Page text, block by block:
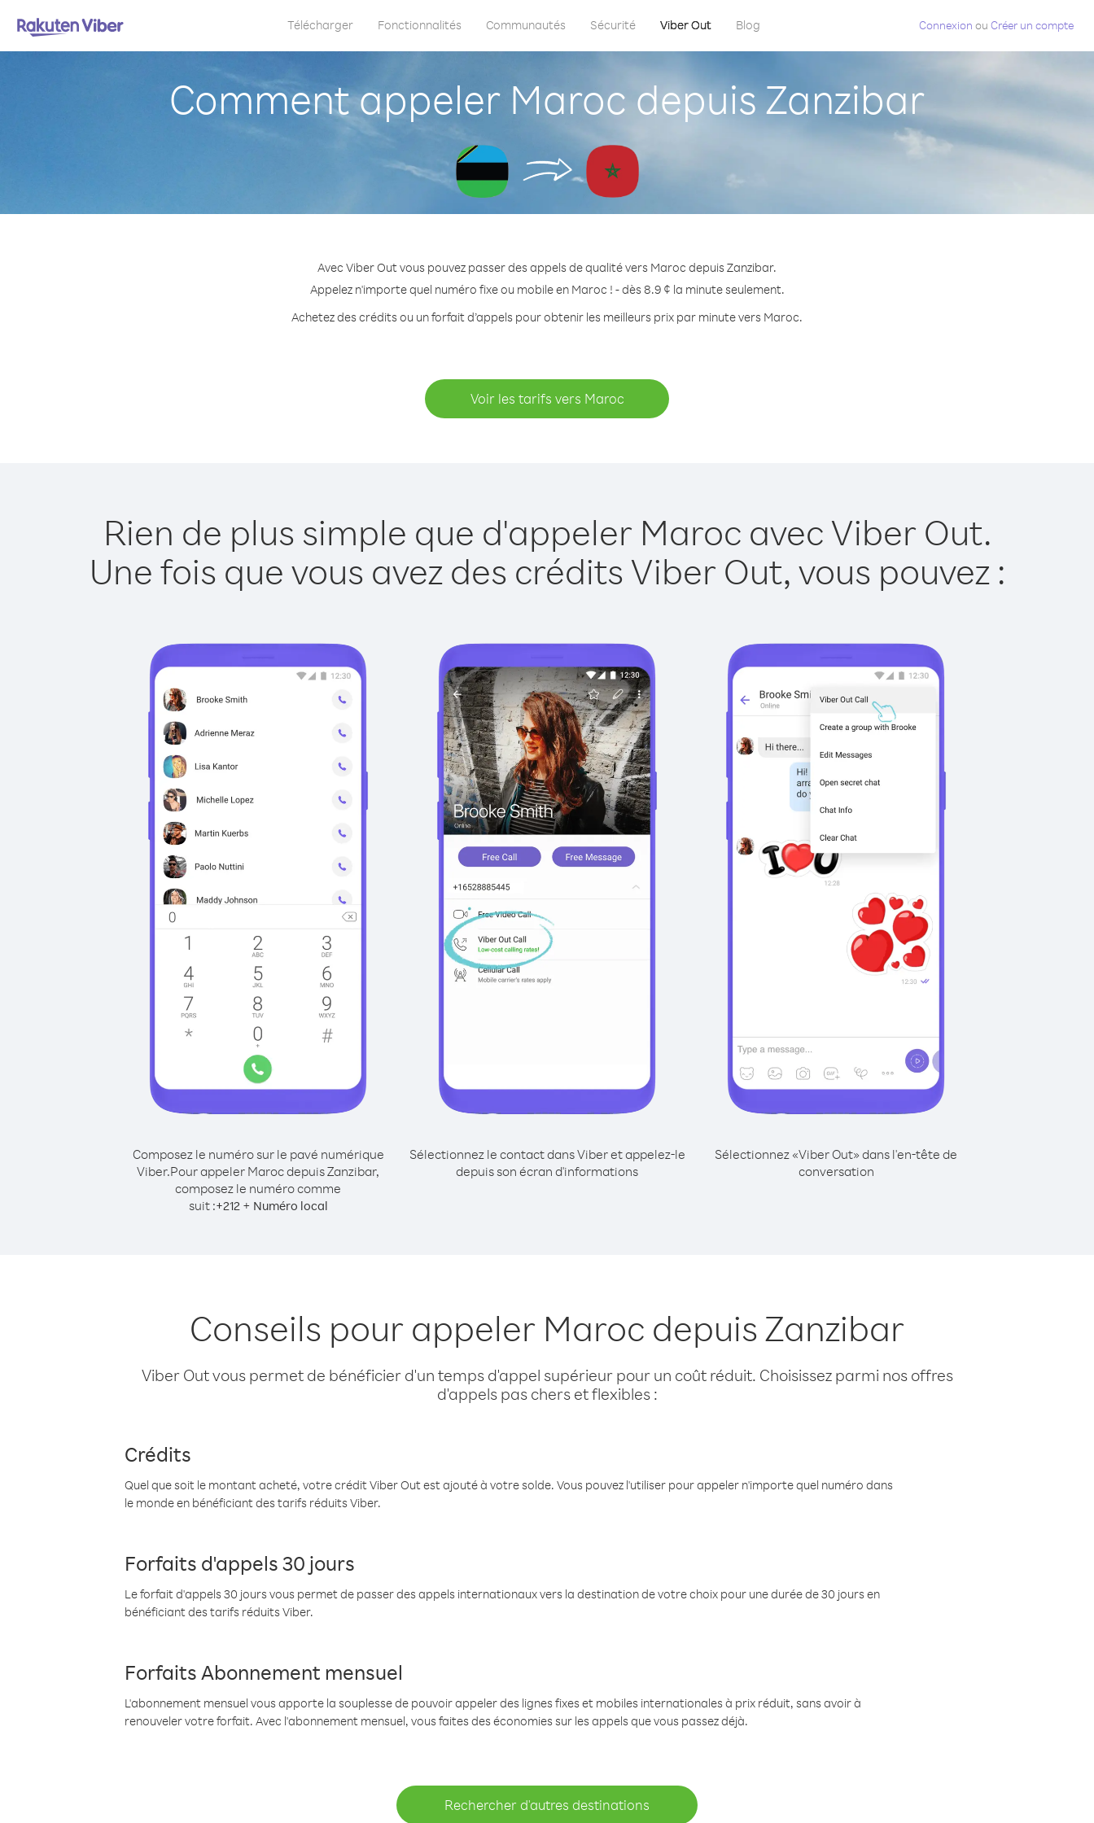
Télécharger Fonctionnalités Communautés Sécurité Viber Out Blog Connexion ou Créer un compte
Comment appeler Maroc depuis Zanzibar
Avec Viber Out vous pouvez passer des appels de qualité vers Maroc depuis Zanzibar.
Appelez n'importe quel numéro fixe ou mobile en Maroc ! - dès 8.9 ¢ la minute seulement.
Achetez des crédits ou un forfait d’appels pour obtenir les meilleurs prix par minute vers Maroc.
Voir les tarifs vers Maroc
Rien de plus simple que d'appeler Maroc avec Viber Out.
Une fois que vous avez des crédits Viber Out, vous pouvez :
Composez le numéro sur le pavé numérique
Viber.Pour appeler Maroc depuis Zanzibar,
composez le numéro comme
suit :+212+ Numéro local
Sélectionnez le contact dans Viber et appelez-le
depuis son écran d'informations
Sélectionnez «Viber Out» dans l'en-tête de
conversation
Conseils pour appeler Maroc depuis Zanzibar
Viber Out vous permet de bénéficier d'un temps d'appel supérieur pour un coût réduit. Choisissez parmi nos offres
d'appels pas chers et flexibles :
Crédits
Quel que soit le montant acheté, votre crédit Viber Out est ajouté à votre solde. Vous pouvez l'utiliser pour appeler n'importe quel numéro dans
le monde en bénéficiant des tarifs réduits Viber.
Forfaits d'appels 30 jours
Le forfait d'appels 30 jours vous permet de passer des appels internationaux vers la destination de votre choix pour une durée de 30 jours en
bénéficiant des tarifs réduits Viber.
Forfaits Abonnement mensuel
L'abonnement mensuel vous apporte la souplesse de pouvoir appeler des lignes fixes et mobiles internationales à prix réduit, sans avoir à
renouveler votre forfait. Avec l'abonnement mensuel, vous faites des économies sur les appels que vous passez déjà.
Rechercher d'autres destinations